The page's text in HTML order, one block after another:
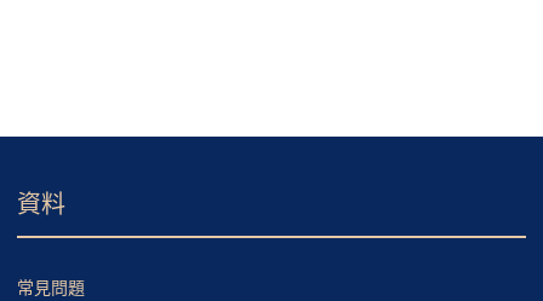
資料
常見問題